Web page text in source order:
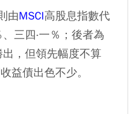
由MSCI高股息指數代
三四‧一％；後者為
，但領先幅度不算
益債出色不少。